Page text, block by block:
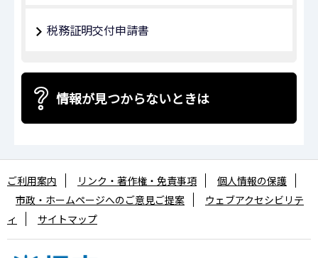
税務証明交付申請書
情報が見つからないときは
ご利用案内 リンク・著作権・免責事項
個人情報の保護
市政・ホームページへのご意見ご提案
ウェブアクセシビリテ
ィ
サイトマップ